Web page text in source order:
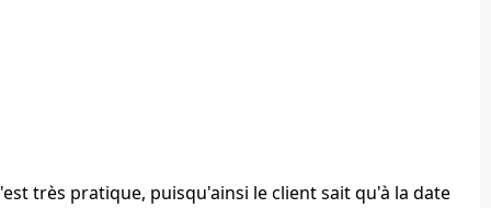
très pratique, puisqu'ainsi le client sait qu'à la date